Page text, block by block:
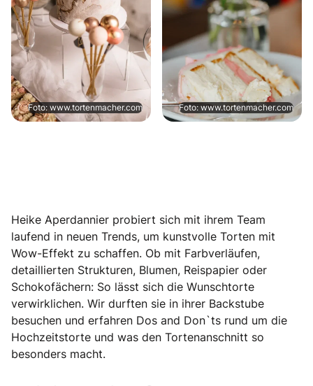
Foto: www.tortenmacher.com Foto: www.tortenmacher.com
Heike Aperdannier probiert sich mit ihrem Team
laufend in neuen Trends, um kunstvolle Torten mit
Wow-Effekt zu schaffen. Ob mit Farbverläufen,
detaillierten Strukturen, Blumen, Reispapier oder
Schokofächern: So lässt sich die Wunschtorte
verwirklichen. Wir durften sie in ihrer Backstube
besuchen und erfahren Dos and Don`ts rund um die
Hochzeitstorte und was den Tortenanschnitt so
besonders macht.